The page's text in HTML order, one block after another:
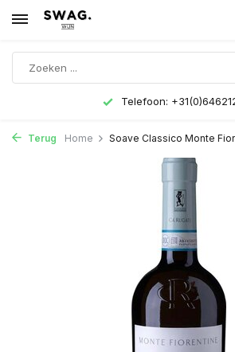
Telefoon:
Terug Home Soave Classico Monte